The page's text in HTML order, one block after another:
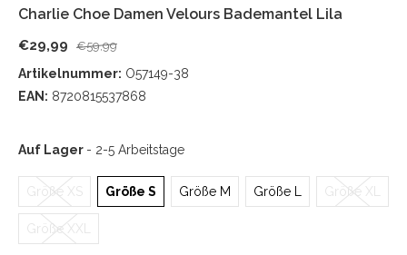
Charlie Choe Damen Velours Bademantel Lila
€29,99 €59,99
Artikelnummer: O57149-38
EAN: 8720815537868
Auf Lager - 2-5 Arbeitstage
Größe XS Größe S Größe M Größe L Größe XL
Größe XXL